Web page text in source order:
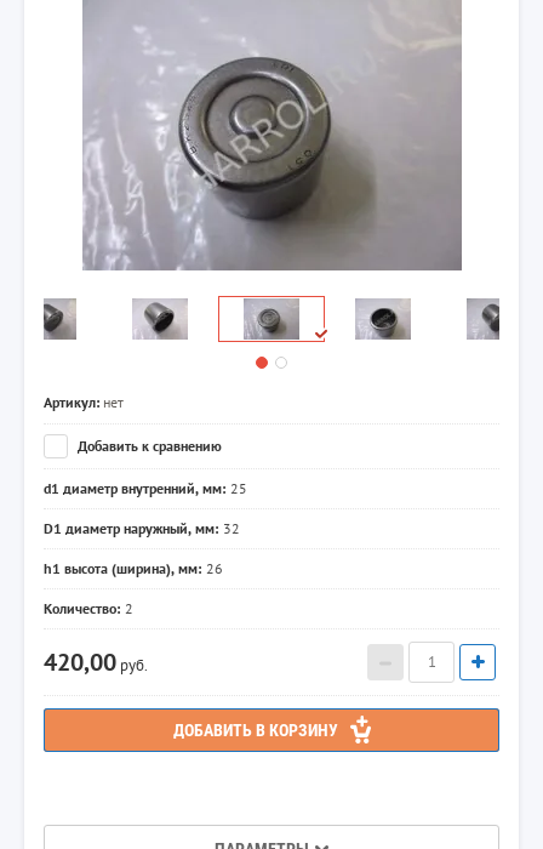
Артикул: нет
Добавить к сравнению
d1 диаметр внутренний, мм: 25
D1 диаметр наружный, мм: 32
h1 высота (ширина), мм: 26
Количество: 2
420,00 руб.
ДОБАВИТЬ В КОРЗИНУ